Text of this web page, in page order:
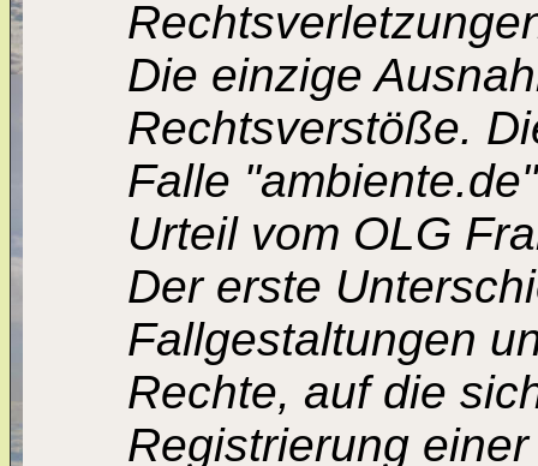
Die einzige
Rechtsverstöße.
Falle
Urteil vom OLG
Der erste
Fallgestaltungen
Rechte, auf die
Registrierung